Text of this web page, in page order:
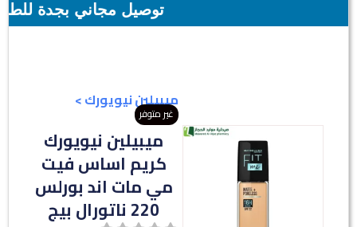
توصيل مجاني بجدة للطلبات فوق قيمه ال ١٠٠ ريال - شحن
ميبيلين نيويورك>
غير متوفر
ميبيلين نيويورك
كريم اساس فيت
مي مات اند بورلس
220 ناتورال بيج